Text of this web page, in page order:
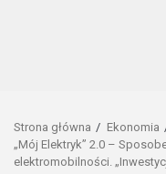
Strona główna
Ekonomia
„Mój Elektryk” 2.0 –
elektromobilności.